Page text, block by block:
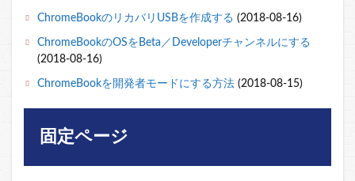
ChromeBookのリカバリUSBを作成する (2018-08-16)
ChromeBookのOSをBeta／Developerチャンネルにする
(2018-08-16)
ChromeBookを開発者モードにする方法 (2018-08-15)
固定ページ